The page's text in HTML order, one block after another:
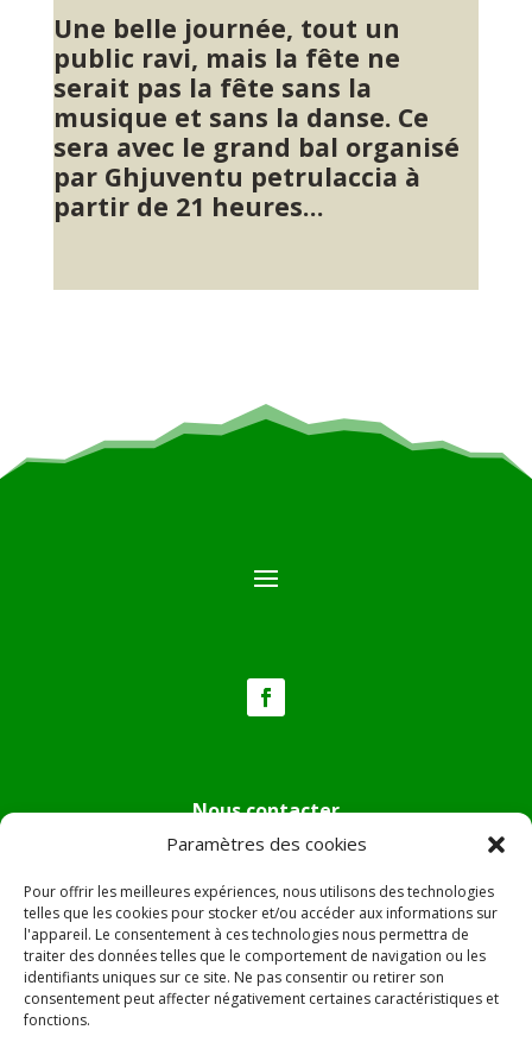
Paramètres des cookies
Pour offrir les meilleures expériences, nous utilisons des technologies
telles que les cookies pour stocker et/ou accéder aux informations sur
l'appareil. Le consentement à ces technologies nous permettra de
traiter des données telles que le comportement de navigation ou les
identifiants uniques sur ce site. Ne pas consentir ou retirer son
consentement peut affecter négativement certaines caractéristiques et
fonctions.
Une belle journée, tout un
public ravi, mais la fête ne
serait pas la fête sans la
musique et sans la danse. Ce
sera avec le grand bal organisé
par Ghjuventu petrulaccia à
partir de 21 heures…
Nous contacter
Tél :04.95.36.24.02
Mail:
mairie.pietradiverde@wanadoo.fr
Adresse :Hôtel de ville de Pietra di Verde
Le village
20230 Pietra di Verde